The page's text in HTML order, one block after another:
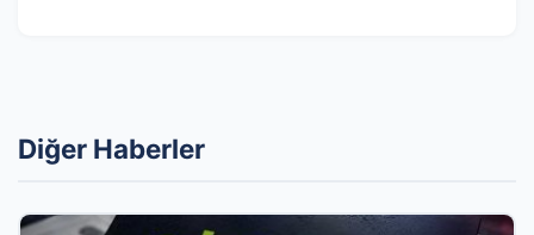
Diğer Haberler